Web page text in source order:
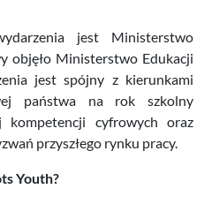
jest Ministerstwo
objęło Ministerstwo Edukacji
jest spójny z kierunkami
państwa na rok szkolny
kompetencji cyfrowych oraz
przyszłego rynku pracy.
Youth?